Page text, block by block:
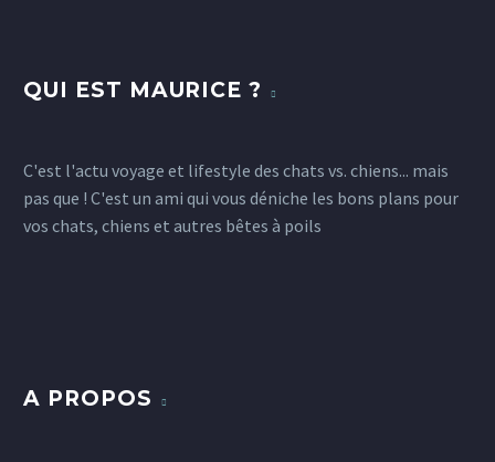
QUI EST MAURICE ?
C'est l'actu voyage et lifestyle des chats vs. chiens... mais
pas que ! C'est un ami qui vous déniche les bons plans pour
vos chats, chiens et autres bêtes à poils
A PROPOS